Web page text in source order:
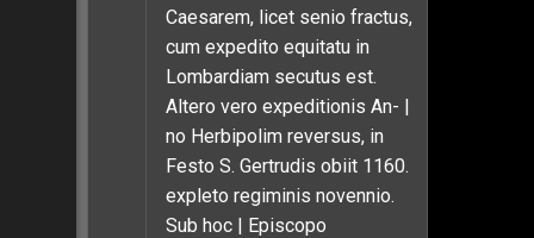
Caesarem, licet senio fractus,
cum expedito equitatu in
Lombardiam secutus est.
Altero vero expeditionis An- |
no Herbipolim reversus, in
Festo S. Gertrudis obiit 1160.
expleto regiminis novennio.
Sub hoc | Episcopo